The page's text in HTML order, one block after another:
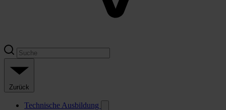
Zurück
Technische Ausbildung